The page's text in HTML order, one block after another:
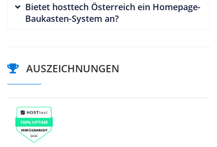
Bietet hosttech Österreich ein Homepage-
Baukasten-System an?
AUSZEICHNUNGEN